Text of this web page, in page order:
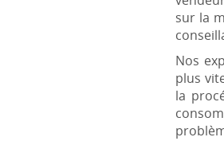
sur la
Nos
plus
la